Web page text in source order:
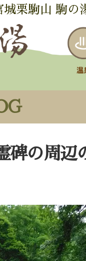
栗駒山 駒の
碑の周辺